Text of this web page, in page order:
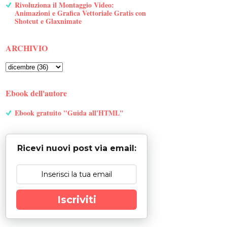
Rivoluziona il Montaggio Video:
Animazioni e Grafica Vettoriale Gratis con
Shotcut e Glaxnimate
ARCHIVIO
Ebook dell'autore
Ebook gratuito "Guida all'HTML"
Ricevi nuovi post via email:
Iscriviti